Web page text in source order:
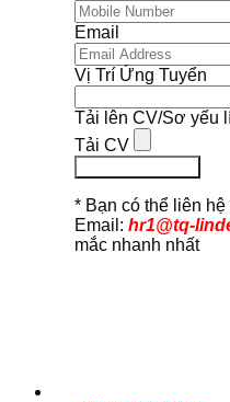
Email
Vị Trí Ứng Tuyển
Tải lên CV/Sơ yếu
Tải CV
* Bạn có thể liên
Email: hr1@tq-
mắc nhanh nhất